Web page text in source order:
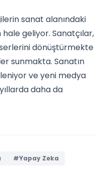
sanat alanındaki
geliyor. Sanatçılar,
dönüştürmekte
sunmakta. Sanatın
ve yeni medya
daha da
#Yapay Zeka